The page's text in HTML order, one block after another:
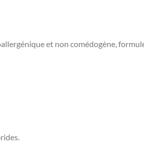
et non comédogène,